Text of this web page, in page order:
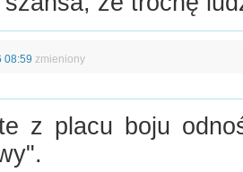
08:59 zmieniony
z placu boju